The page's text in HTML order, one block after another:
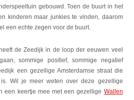
gebouwd. Toen de buurt in het
kinderen maar junkies te vinden, daarom
een echte zegen voor de buurt.
de Zeedijk in de loop der eeuwen veel
sommige positief, sommige negatief
een gezellige Amsterdamse straat die
Wil je meer weten over deze gezellige
een keertje mee met een gezellige Wallen